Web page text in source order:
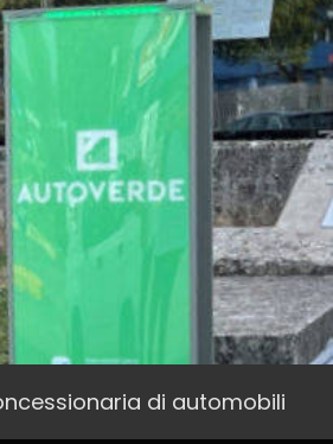
di automobili